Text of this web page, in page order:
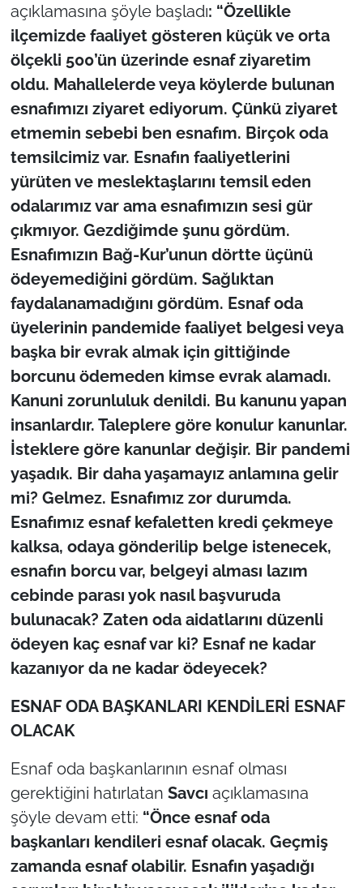
açıklamasına şöyle başladı: “Özellikle
ilçemizde faaliyet gösteren küçük ve orta
ölçekli 500’ün üzerinde esnaf ziyaretim
oldu. Mahallelerde veya köylerde bulunan
esnafımızı ziyaret ediyorum. Çünkü ziyaret
etmemin sebebi ben esnafım. Birçok oda
temsilcimiz var. Esnafın faaliyetlerini
yürüten ve meslektaşlarını temsil eden
odalarımız var ama esnafımızın sesi gür
çıkmıyor. Gezdiğimde şunu gördüm.
Esnafımızın Bağ-Kur’unun dörtte üçünü
ödeyemediğini gördüm. Sağlıktan
faydalanamadığını gördüm. Esnaf oda
üyelerinin pandemide faaliyet belgesi veya
başka bir evrak almak için gittiğinde
borcunu ödemeden kimse evrak alamadı.
Kanuni zorunluluk denildi. Bu kanunu yapan
insanlardır. Taleplere göre konulur kanunlar.
İsteklere göre kanunlar değişir. Bir pandemi
yaşadık. Bir daha yaşamayız anlamına gelir
mi? Gelmez. Esnafımız zor durumda.
Esnafımız esnaf kefaletten kredi çekmeye
kalksa, odaya gönderilip belge istenecek,
esnafın borcu var, belgeyi alması lazım
cebinde parası yok nasıl başvuruda
bulunacak? Zaten oda aidatlarını düzenli
ödeyen kaç esnaf var ki? Esnaf ne kadar
kazanıyor da ne kadar ödeyecek?
ESNAF ODA BAŞKANLARI KENDİLERİ ESNAF
OLACAK
Esnaf oda başkanlarının esnaf olması
gerektiğini hatırlatan Savcı açıklamasına
şöyle devam etti: “Önce esnaf oda
başkanları kendileri esnaf olacak. Geçmiş
zamanda esnaf olabilir. Esnafın yaşadığı
Flaş Haber
Dış Haberler
Magazin
İş Dünyası
Bilim Teknoloji
English News
Canlı Maç
Finans
Genel-A
Gündem-Eğitim